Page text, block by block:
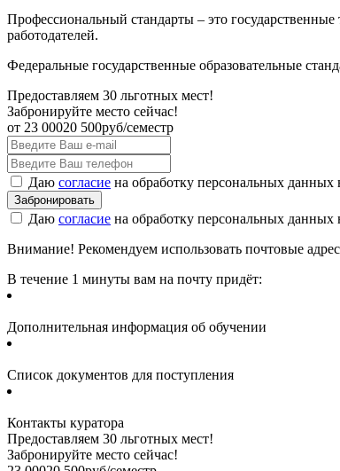
Профессиональный стандарты – это
работодателей.
Федеральные государственные образовательные
Предоставляем 30 льготных мест!
Забронируйте место сейчас!
от 23 00020 500руб/семестр
Даю согласие на обработку персональных данных
Даю согласие на обработку персональных данных
Внимание! Рекомендуем использовать почтовые
В течение 1 минуты вам на почту придёт:
Дополнительная информация об обучении
Список документов для поступления
Контакты куратора
Предоставляем 30 льготных мест!
Забронируйте место сейчас!